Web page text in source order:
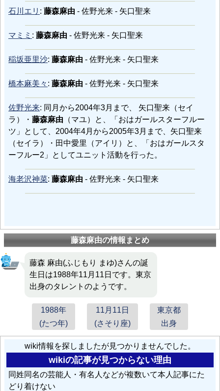
石川エリ : 藤森麻由 - 佐野光来 - 矢口聖来
マミミ : 藤森麻由 - 佐野光来 - 矢口聖来
稲坂亜里沙: 藤森麻由 - 佐野光来 - 矢口聖来
橋本麻美々 : 藤森麻由 - 佐野光来 - 矢口聖来
佐野光来: 同月から2004年3月まで、 矢口聖来（セイ
ラ）・ 藤森麻由 （マユ）と、「おはガールスターフルー
ツ」として、2004年4月から2005年3月まで、矢口聖来
（セイラ）・田中愛里（アイリ）と、「おはガールスタ
ーフルー2」としてユニット活動を行った。
海老沢神菜: 藤森麻由 - 佐野光来 - 矢口聖来
藤森麻由の情報まとめ
藤森 麻由(ふじもり まゆ)さんの誕
生日は1988年11月11日です。東京
出身のタレントのようです。
1988年
(たつ年)
11月11日
(さそり座)
東京都
出身
wiki情報を探しましたが見つかりませんでした。
wikiの記事が見つからない理由
同姓同名の芸能人・有名人などが複数いて本人記事にた
どり着けない